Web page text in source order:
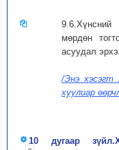
9.6.Хүнсний
мөрдөн
асуудал
/Энэ хэсэгт
хуулиар
10 дугаар